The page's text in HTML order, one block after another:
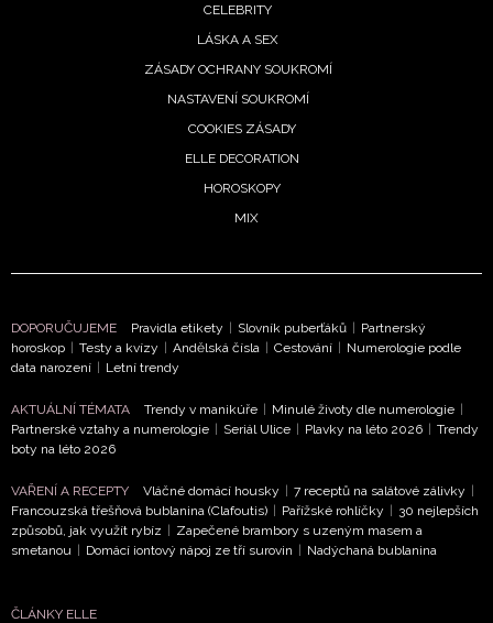
podmínkami společnosti BurdaMedia Extra s.r.o.
potvrzujete, že jste se seznámili se
Vašimi údaji pracovat zejména k organizaci a
vyhodnocení akce a zasílání novinek.
Chcete navíc dostávat i další zajímavé a exkluzivní
informace od našich partnerů? Pokud souhlasíte se
zpracováním údajů k tomuto účelu podleZásad ochrany
soukromí BurdaMedia Extra s.r.o., zaškrtněte toto pole.
CELEBRITY
LÁSKA A SEX
ZÁSADY OCHRANY SOUKROMÍ
NASTAVENÍ SOUKROMÍ
COOKIES ZÁSADY
ELLE DECORATION
HOROSKOPY
MIX
DOPORUČUJEME Pravidla etikety | Slovník puberťáků | Partnerský
horoskop | Testy a kvízy | Andělská čísla | Cestování | Numerologie podle
data narození | Letní trendy
AKTUÁLNÍ TÉMATA Trendy v manikúře | Minulé životy dle numerologie |
Partnerské vztahy a numerologie | Seriál Ulice | Plavky na léto 2026 | Trendy
boty na léto 2026
VAŘENÍ A RECEPTY Vláčné domácí housky | 7 receptů na salátové zálivky |
Francouzská třešňová bublanina (Clafoutis) | Pařížské rohlíčky | 30 nejlepších
způsobů, jak využít rybíz | Zapečené brambory s uzeným masem a
smetanou | Domácí iontový nápoj ze tří surovin | Nadýchaná bublanina
ČLÁNKY ELLE